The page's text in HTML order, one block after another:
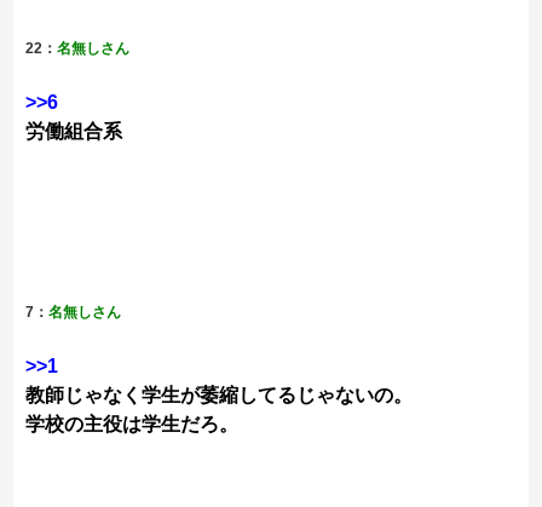
22：名無しさん
>>6
労働組合系
7：名無しさん
>>1
教師じゃなく学生が萎縮してるじゃないの。
学校の主役は学生だろ。